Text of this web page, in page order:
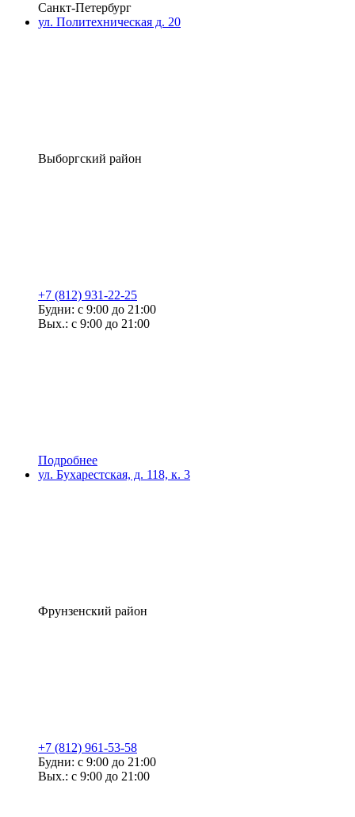
Санкт-Петербург
ул. Политехническая д. 20
Выборгский район
+7 (812) 931-22-25
Будни: с 9:00 до 21:00
Вых.: с 9:00 до 21:00
Подробнее
ул. Бухарестская, д. 118, к. 3
Фрунзенский район
+7 (812) 961-53-58
Будни: с 9:00 до 21:00
Вых.: с 9:00 до 21:00